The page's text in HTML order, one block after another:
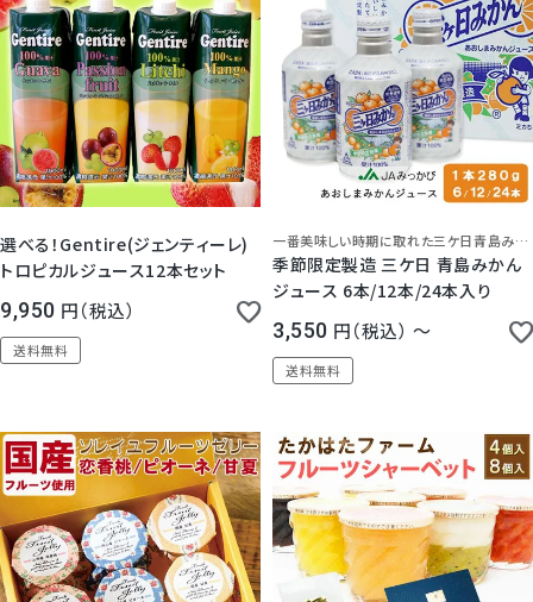
選べる！Gentire(ジェンティーレ)
トロピカルジュース12本セット
9,950 税込
送料無料
一番美味しい時期に取れた三ケ日青島みかんをまるごと使用したジュース♪
季節限定製造 三ケ日 青島みかん
ジュース 6本/12本/24本入り
3,550 税込 〜
送料無料